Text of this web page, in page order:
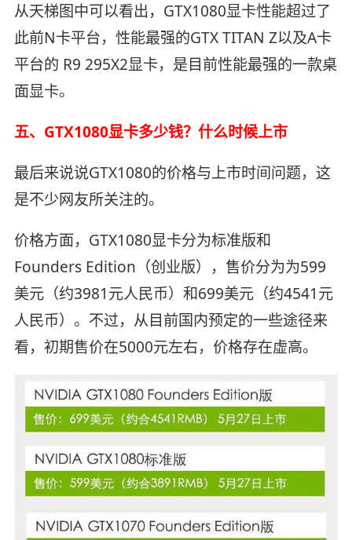
从天梯图中可以看出，GTX1080显卡性能超过了
此前N卡平台，性能最强的GTX TITAN Z以及A卡
平台的 R9 295X2显卡，是目前性能最强的一款桌
面显卡。
五、GTX1080显卡多少钱？什么时候上市
最后来说说GTX1080的价格与上市时间问题，这
是不少网友所关注的。
价格方面，GTX1080显卡分为标准版和
Founders Edition（创业版），售价分为为599
美元（约3981元人民币）和699美元（约4541元
人民币）。不过，从目前国内预定的一些途径来
看，初期售价在5000元左右，价格存在虚高。